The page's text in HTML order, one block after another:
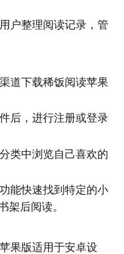
户整理阅读记录，管
道下载稀饭阅读苹果
后，进行注册或登录
类中浏览自己喜欢的
能快速找到特定的小
架后阅读。
果版适用于安卓设